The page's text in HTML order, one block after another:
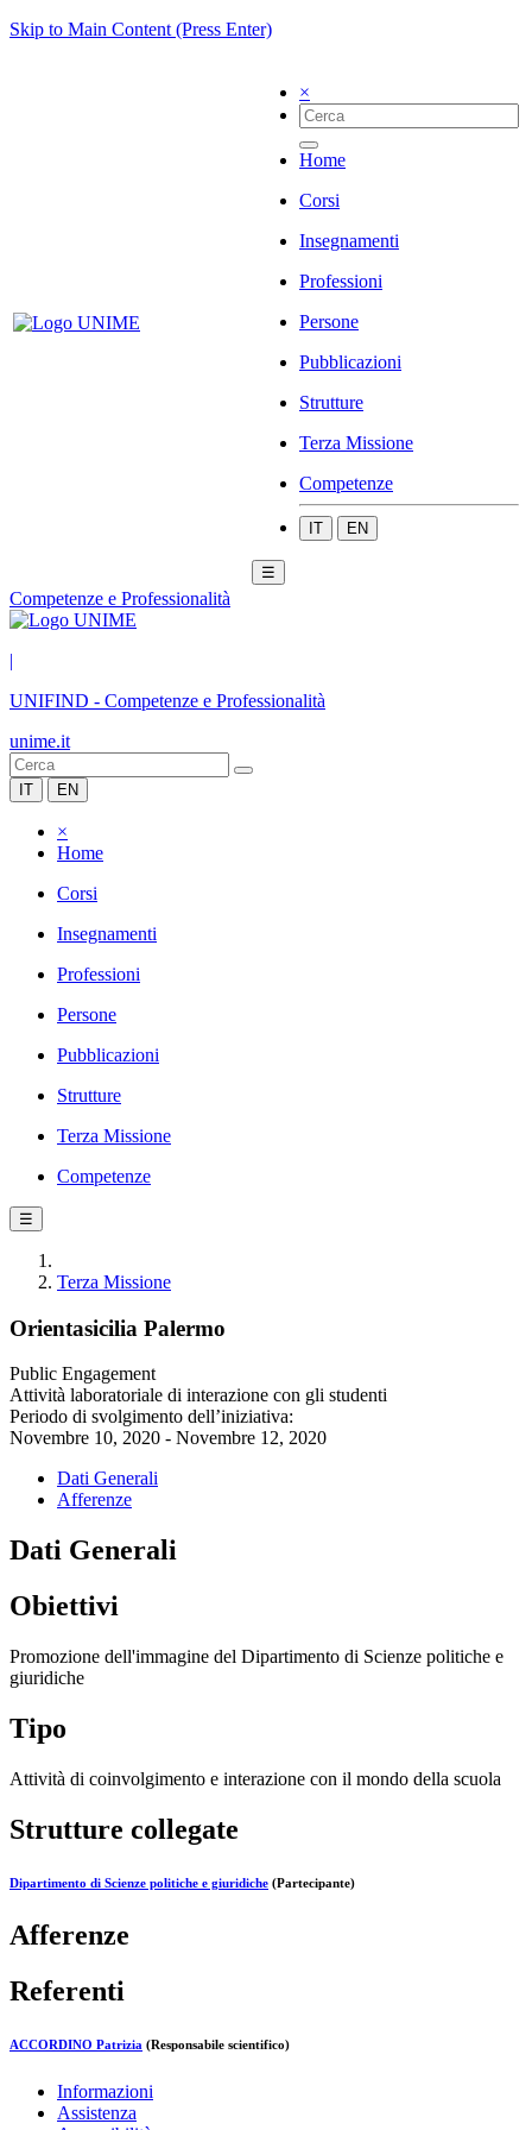
Skip to Main Content (Press Enter)
×
Home
Corsi
Insegnamenti
Professioni
Persone
Pubblicazioni
Strutture
Terza Missione
Competenze
IT EN
☰
Competenze e Professionalità
|
UNIFIND - Competenze e Professionalità
unime.it
IT EN
×
Home
Corsi
Insegnamenti
Professioni
Persone
Pubblicazioni
Strutture
Terza Missione
Competenze
☰
Terza Missione
Orientasicilia Palermo
Public Engagement
Attività laboratoriale di interazione con gli studenti
Periodo di svolgimento dell’iniziativa:
Novembre 10, 2020 - Novembre 12, 2020
Dati Generali
Afferenze
Dati Generali
Obiettivi
Promozione dell'immagine del Dipartimento di Scienze politiche e
giuridiche
Tipo
Attività di coinvolgimento e interazione con il mondo della scuola
Strutture collegate
Dipartimento di Scienze politiche e giuridiche (Partecipante)
Afferenze
Referenti
ACCORDINO Patrizia (Responsabile scientifico)
Informazioni
Assistenza